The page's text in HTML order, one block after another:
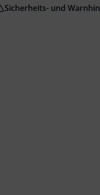
Sicherheits- und